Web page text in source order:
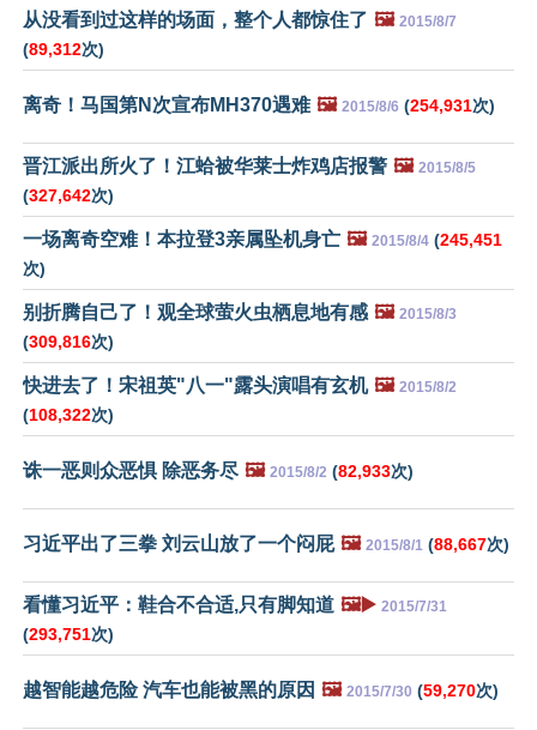
从没看到过这样的场面，整个人都惊住了 🖼️ 2015/8/7
(89,312次)
离奇！马国第N次宣布MH370遇难 🖼️ 2015/8/6 (254,931次)
晋江派出所火了！江蛤被华莱士炸鸡店报警 🖼️ 2015/8/5
(327,642次)
一场离奇空难！本拉登3亲属坠机身亡 🖼️ 2015/8/4 (245,451
次)
别折腾自己了！观全球萤火虫栖息地有感 🖼️ 2015/8/3
(309,816次)
快进去了！宋祖英"八一"露头演唱有玄机 🖼️ 2015/8/2
(108,322次)
诛一恶则众恶惧 除恶务尽 🖼️ 2015/8/2 (82,933次)
习近平出了三拳 刘云山放了一个闷屁 🖼️ 2015/8/1 (88,667次)
看懂习近平：鞋合不合适,只有脚知道 🖼️▶️ 2015/7/31
(293,751次)
越智能越危险 汽车也能被黑的原因 🖼️ 2015/7/30 (59,270次)